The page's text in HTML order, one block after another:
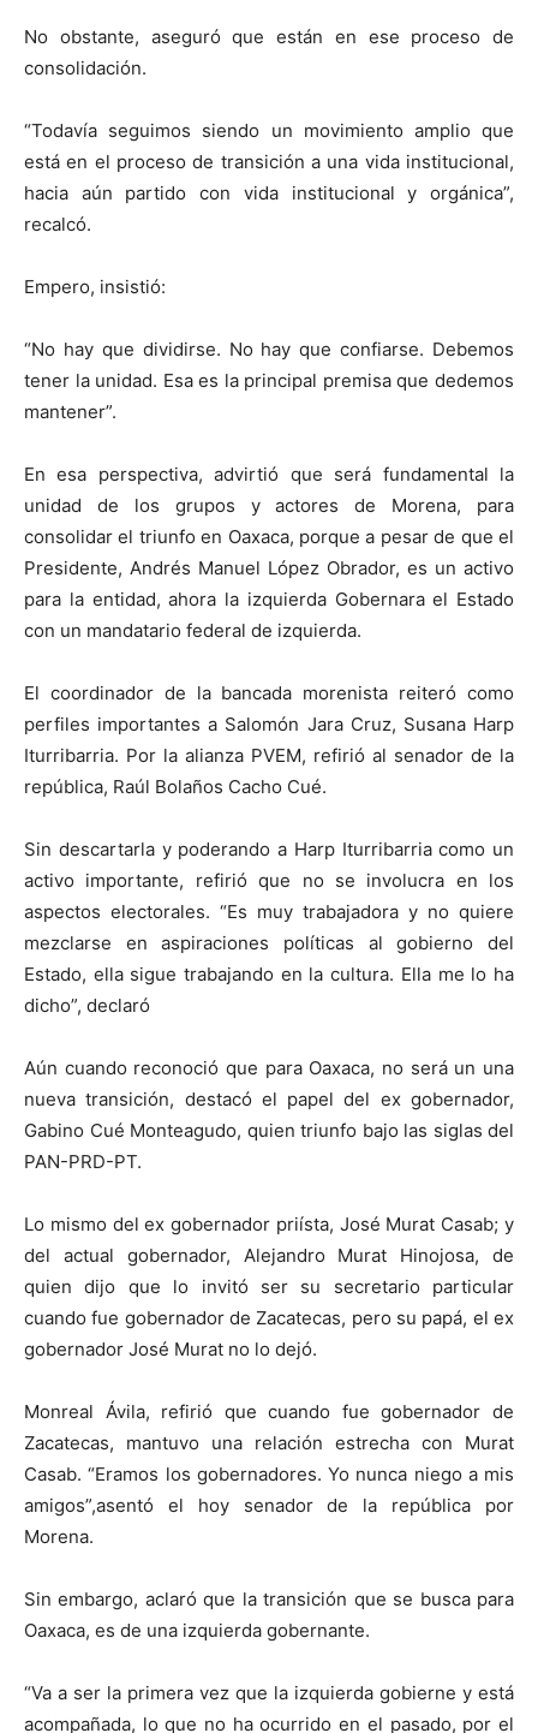
No obstante, aseguró que están en ese proceso de
consolidación.
“Todavía seguimos siendo un movimiento amplio que
está en el proceso de transición a una vida institucional,
hacia aún partido con vida institucional y orgánica”,
recalcó.
Empero, insistió:
“No hay que dividirse. No hay que confiarse. Debemos
tener la unidad. Esa es la principal premisa que dedemos
mantener”.
En esa perspectiva, advirtió que será fundamental la
unidad de los grupos y actores de Morena, para
consolidar el triunfo en Oaxaca, porque a pesar de que el
Presidente, Andrés Manuel López Obrador, es un activo
para la entidad, ahora la izquierda Gobernara el Estado
con un mandatario federal de izquierda.
El coordinador de la bancada morenista reiteró como
perfiles importantes a Salomón Jara Cruz, Susana Harp
Iturribarria. Por la alianza PVEM, refirió al senador de la
república, Raúl Bolaños Cacho Cué.
Sin descartarla y poderando a Harp Iturribarria como un
activo importante, refirió que no se involucra en los
aspectos electorales. “Es muy trabajadora y no quiere
mezclarse en aspiraciones políticas al gobierno del
Estado, ella sigue trabajando en la cultura. Ella me lo ha
dicho”, declaró
Aún cuando reconoció que para Oaxaca, no será un una
nueva transición, destacó el papel del ex gobernador,
Gabino Cué Monteagudo, quien triunfo bajo las siglas del
PAN-PRD-PT.
Lo mismo del ex gobernador priísta, José Murat Casab; y
del actual gobernador, Alejandro Murat Hinojosa, de
quien dijo que lo invitó ser su secretario particular
cuando fue gobernador de Zacatecas, pero su papá, el ex
gobernador José Murat no lo dejó.
Monreal Ávila, refirió que cuando fue gobernador de
Zacatecas, mantuvo una relación estrecha con Murat
Casab. “Eramos los gobernadores. Yo nunca niego a mis
amigos”,asentó el hoy senador de la república por
Morena.
Sin embargo, aclaró que la transición que se busca para
Oaxaca, es de una izquierda gobernante.
“Va a ser la primera vez que la izquierda gobierne y está
acompañada, lo que no ha ocurrido en el pasado, por el